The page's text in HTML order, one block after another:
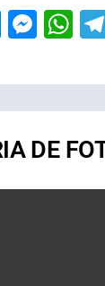
DE